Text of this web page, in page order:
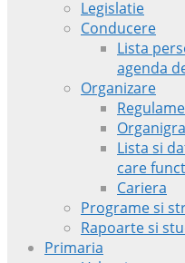
Legislatie
Conducere
Lista
agenda
Organizare
Lista si
care
Cariera
Programe si
Rapoarte si
Primaria